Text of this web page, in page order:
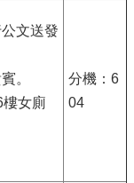
文送發
。
女廁
分機：6
04